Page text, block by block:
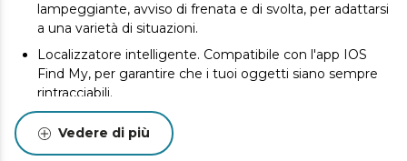
lampeggiante, avviso di frenata e di svolta, per adattarsi
a una varietà di situazioni.
Localizzatore intelligente. Compatibile con l'app IOS
Find My, per garantire che i tuoi oggetti siano sempre
rintracciabili.
Goditi la sua portabilità. Sia la luce che il localizzatore
sono piccoli e leggeri, ideali da portare sempre con sé.
Vedere di più